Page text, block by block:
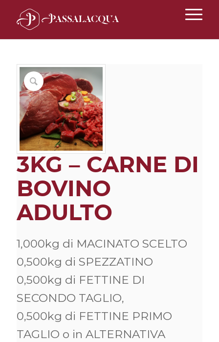
3KG – CARNE DI
BOVINO
ADULTO
1,000kg di MACINATO SCELTO
0,500kg di SPEZZATINO
0,500kg di FETTINE DI
SECONDO TAGLIO,
0,500kg di FETTINE PRIMO
TAGLIO o in ALTERNATIVA